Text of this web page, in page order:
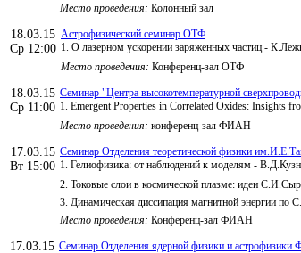
Место проведения: Колонный зал
18.03.15
Ср 12:00
Астрофизический семинар ОТФ
1. О лазерном ускорении заряженных частиц -
Место проведения: Конференц-зал ОТФ
18.03.15
Ср 11:00
Семинар "Центра высокотемпературной
1. Emergent Properties in Correlated Oxides: Insights
Место проведения: конференц-зал ФИАН
17.03.15
Вт 15:00
Семинар Отделения теоретической физики
1. Гелиофизика: от наблюдений к моделям -
2. Токовые слои в космической плазме: идеи
3. Динамическая диссипация магнитной энергии
Место проведения: Конференц-зал ФИАН
17.03.15 Семинар Отделения ядерной физики и